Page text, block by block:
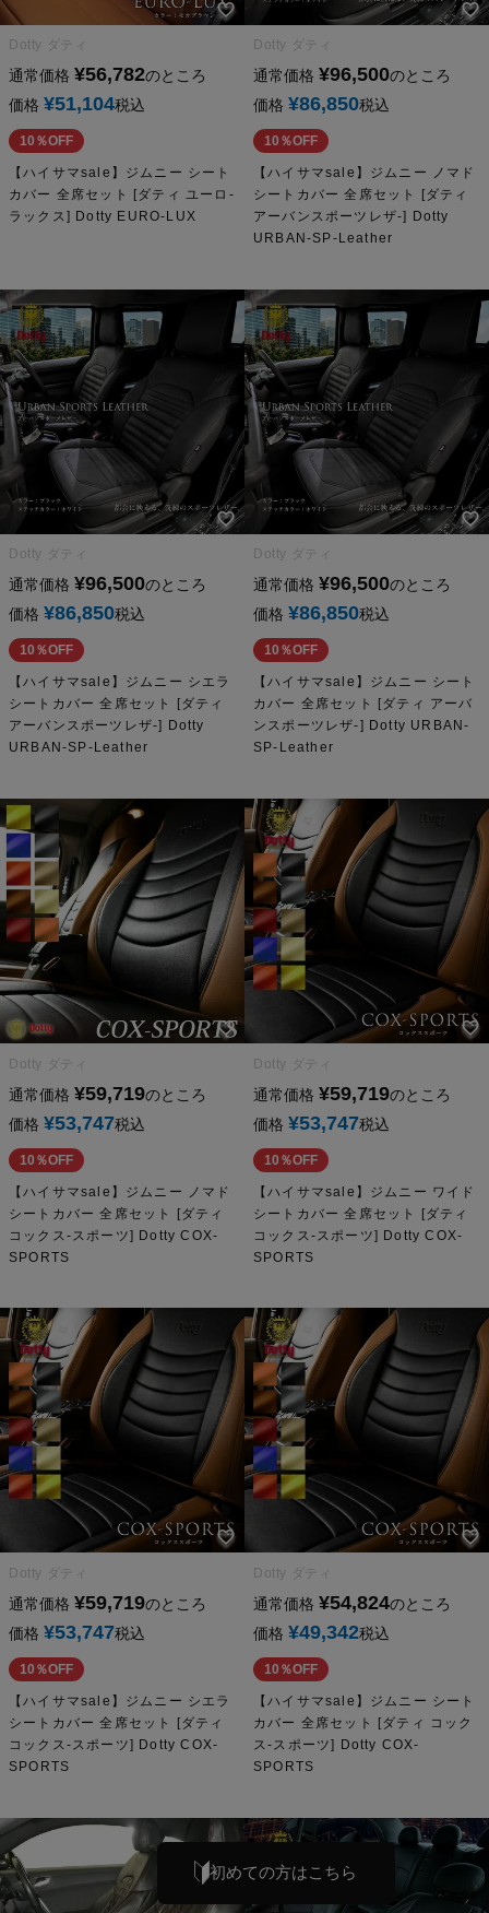
Dotty ダティ
通常価格 ¥56,782のところ
価格 ¥51,104税込
10％OFF
【ハイサマsale】ジムニー シート
カバー 全席セット [ダティ ユーロ-
ラックス] Dotty EURO-LUX
Dotty ダティ
通常価格 ¥96,500のところ
価格 ¥86,850税込
10％OFF
【ハイサマsale】ジムニー ノマド
シートカバー 全席セット [ダティ
アーバンスポーツレザ-] Dotty
URBAN-SP-Leather
Dotty ダティ
通常価格 ¥96,500のところ
価格 ¥86,850税込
10％OFF
【ハイサマsale】ジムニー シエラ
シートカバー 全席セット [ダティ
アーバンスポーツレザ-] Dotty
URBAN-SP-Leather
Dotty ダティ
通常価格 ¥96,500のところ
価格 ¥86,850税込
10％OFF
【ハイサマsale】ジムニー シート
カバー 全席セット [ダティ アーバ
ンスポーツレザ-] Dotty URBAN-
SP-Leather
Dotty ダティ
通常価格 ¥59,719のところ
価格 ¥53,747税込
10％OFF
【ハイサマsale】ジムニー ノマド
シートカバー 全席セット [ダティ
コックス-スポーツ] Dotty COX-
SPORTS
Dotty ダティ
通常価格 ¥59,719のところ
価格 ¥53,747税込
10％OFF
【ハイサマsale】ジムニー ワイド
シートカバー 全席セット [ダティ
コックス-スポーツ] Dotty COX-
SPORTS
Dotty ダティ
通常価格 ¥59,719のところ
価格 ¥53,747税込
10％OFF
【ハイサマsale】ジムニー シエラ
シートカバー 全席セット [ダティ
コックス-スポーツ] Dotty COX-
SPORTS
Dotty ダティ
通常価格 ¥54,824のところ
価格 ¥49,342税込
10％OFF
【ハイサマsale】ジムニー シート
カバー 全席セット [ダティ コック
ス-スポーツ] Dotty COX-
SPORTS
初めての方はこちら